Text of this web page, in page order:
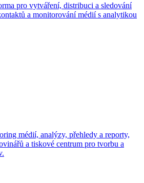
pro vytváření, distribuci a sledování
a monitorování médií s analytikou
médií, analýzy, přehledy a reporty,
a tiskové centrum pro tvorbu a